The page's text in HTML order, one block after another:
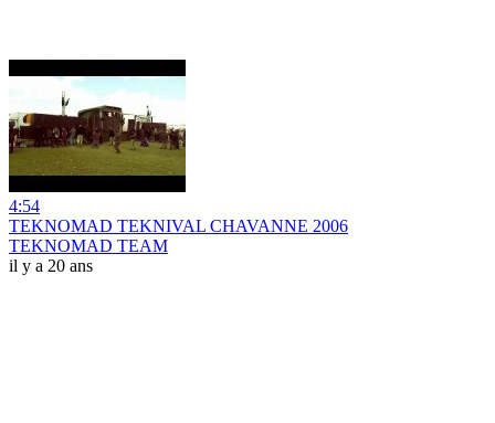
4:54
TEKNOMAD TEKNIVAL CHAVANNE 2006
TEKNOMAD TEAM
il y a 20 ans